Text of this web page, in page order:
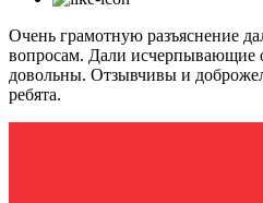
Очень грамотную разъяснение
вопросам. Дали исчерпывающие
довольны. Отзывчивы и
ребята.